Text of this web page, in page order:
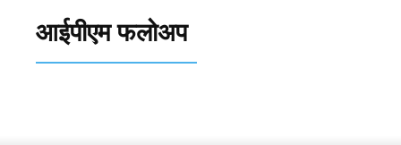
आईपीएम फलोअप